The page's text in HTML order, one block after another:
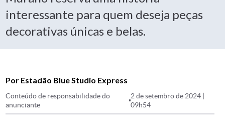
interessante para quem deseja peças
decorativas únicas e belas.
Por Estadão Blue Studio Express
Conteúdo de responsabilidade do
anunciante
2 de setembro de 2024 |
09h54